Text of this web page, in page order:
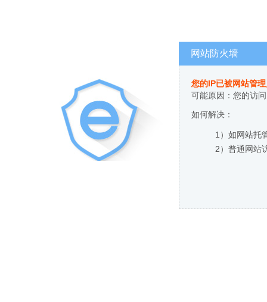
网站防火墙
您的IP已被网站管
可能原因：您的访
如何解决：
1）如网站托
2）普通网站